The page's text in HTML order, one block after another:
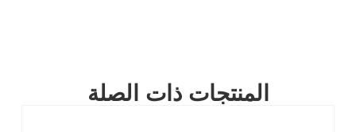
المنتجات ذات الصلة